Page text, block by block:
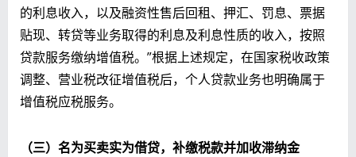
的利息收入，以及融资性售后回租、押汇、罚息、票据
贴现、转贷等业务取得的利息及利息性质的收入，按照
贷款服务缴纳增值税。”根据上述规定，在国家税收政策
调整、营业税改征增值税后，个人贷款业务也明确属于
增值税应税服务。
（三）名为买卖实为借贷， 补缴税款并加收滞纳金